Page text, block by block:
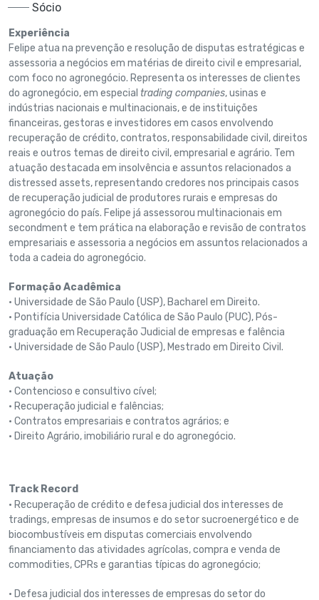
Sócio
Experiência
Felipe atua na prevenção e resolução de disputas estratégicas e
assessoria a negócios em matérias de direito civil e empresarial,
com foco no agronegócio. Representa os interesses de clientes
do agronegócio, em especial trading companies, usinas e
indústrias nacionais e multinacionais, e de instituições
financeiras, gestoras e investidores em casos envolvendo
recuperação de crédito, contratos, responsabilidade civil, direitos
reais e outros temas de direito civil, empresarial e agrário. Tem
atuação destacada em insolvência e assuntos relacionados a
distressed assets, representando credores nos principais casos
de recuperação judicial de produtores rurais e empresas do
agronegócio do país. Felipe já assessorou multinacionais em
secondment e tem prática na elaboração e revisão de contratos
empresariais e assessoria a negócios em assuntos relacionados a
toda a cadeia do agronegócio.
Formação Acadêmica
• Universidade de São Paulo (USP), Bacharel em Direito.
• Pontifícia Universidade Católica de São Paulo (PUC), Pós-
graduação em Recuperação Judicial de empresas e falência
• Universidade de São Paulo (USP), Mestrado em Direito Civil.
Atuação
• Contencioso e consultivo cível;
• Recuperação judicial e falências;
• Contratos empresariais e contratos agrários; e
• Direito Agrário, imobiliário rural e do agronegócio.
Track Record
• Recuperação de crédito e defesa judicial dos interesses de
tradings, empresas de insumos e do setor sucroenergético e de
biocombustíveis em disputas comerciais envolvendo
financiamento das atividades agrícolas, compra e venda de
commodities, CPRs e garantias típicas do agronegócio;
• Defesa judicial dos interesses de empresas do setor do